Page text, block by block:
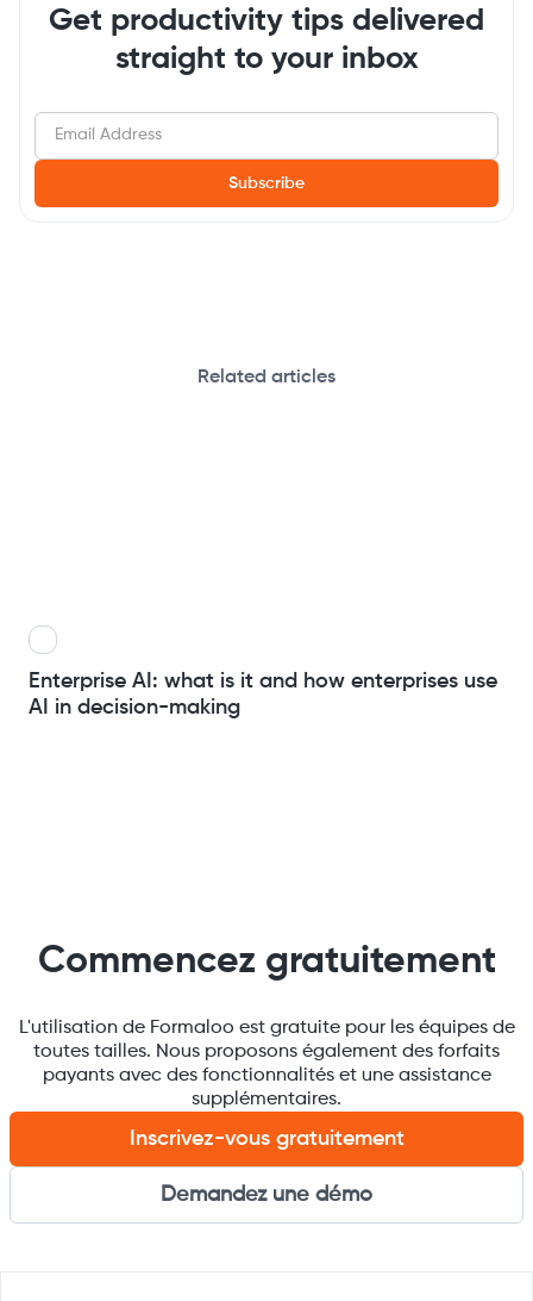
Get productivity tips delivered
straight to your inbox
Related articles
Enterprise AI: what is it and how enterprises use
AI in decision-making
Commencez gratuitement
L'utilisation de Formaloo est gratuite pour les équipes de
toutes tailles. Nous proposons également des forfaits
payants avec des fonctionnalités et une assistance
supplémentaires.
Inscrivez-vous gratuitement
Demandez une démo